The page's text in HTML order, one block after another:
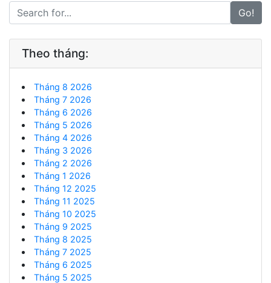
Go!
Theo tháng:
Tháng 8 2026
Tháng 7 2026
Tháng 6 2026
Tháng 5 2026
Tháng 4 2026
Tháng 3 2026
Tháng 2 2026
Tháng 1 2026
Tháng 12 2025
Tháng 11 2025
Tháng 10 2025
Tháng 9 2025
Tháng 8 2025
Tháng 7 2025
Tháng 6 2025
Tháng 5 2025